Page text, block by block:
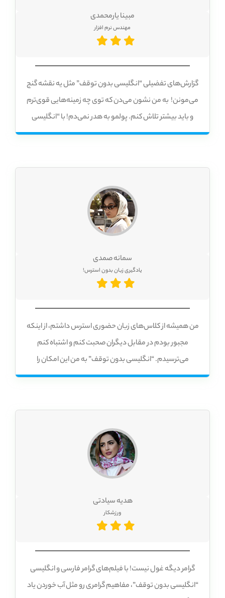
مبینا یارمحمدی
مهندس نرم افزار
گزارش‌های تفضیلی “انگلیسی بدون توقف” مثل یه نقشه گنج
می‌مونن! ️ به من نشون می‌دن که توی چه زمینه‌هایی قوی‌ترم
و باید بیشتر تلاش کنم. پولمو به هدر نمی‌دم! با “انگلیسی
بدون توقف”، به یه قیمت خیلی مناسب، به بهترین آموزش
عالیه که به من کمک می‌کنه تا به آرزوهام برسم.
سمانه صمدی
یادگیری زبان بدون استرس!
من همیشه از کلاس‌های زبان حضوری استرس داشتم، از اینکه
مجبور بودم در مقابل دیگران صحبت کنم و اشتباه کنم
می‌ترسیدم. “انگلیسی بدون توقف” به من این امکان را
می‌دهد که بدون هیچ استرسی زبان یاد بگیرم. من می‌توانم در
نیست که مرا قضاوت کند. این محیط آرامش‌بخش به من کمک
می‌کند تا بهتر یاد بگیرم و اعتماد به نفس خود را افزایش دهم.
هدیه سیادتی
ورزشکار
گرامر دیگه غول نیست! با فیلم‌های گرامر فارسی و انگلیسی
“انگلیسی بدون توقف”، مفاهیم گرامری رو مثل آب خوردن یاد